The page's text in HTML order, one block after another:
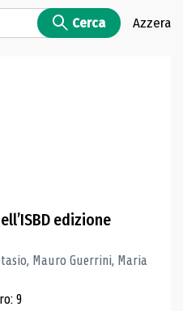
Cerca Azzera
edizione
Mauro Guerrini, Maria
9